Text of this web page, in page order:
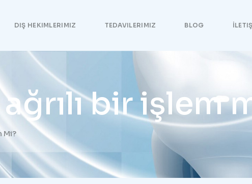
DIŞ HEKIMLERIMIZ TEDAVILERIMIZ BLOG
bir işlem
Mi?